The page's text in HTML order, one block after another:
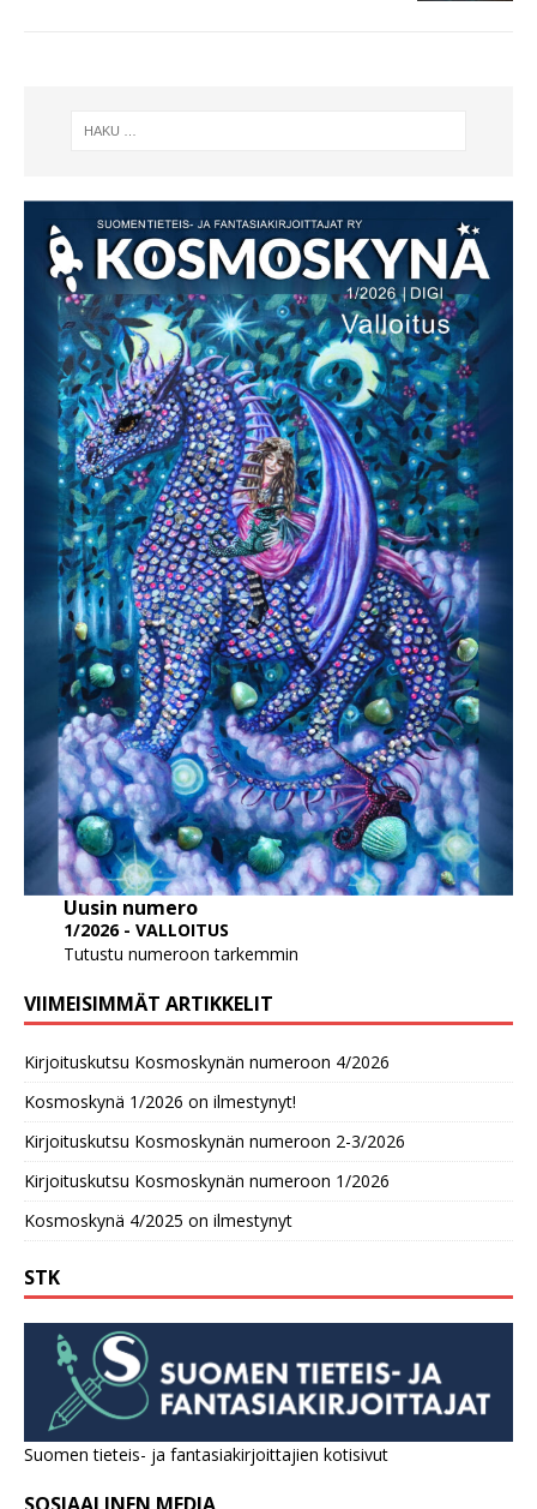
Uusin numero
1/2026 - VALLOITUS
Tutustu numeroon tarkemmin
VIIMEISIMMÄT ARTIKKELIT
Kirjoituskutsu Kosmoskynän numeroon 4/2026
Kosmoskynä 1/2026 on ilmestynyt!
Kirjoituskutsu Kosmoskynän numeroon 2-3/2026
Kirjoituskutsu Kosmoskynän numeroon 1/2026
Kosmoskynä 4/2025 on ilmestynyt
STK
Suomen tieteis- ja fantasiakirjoittajien kotisivut